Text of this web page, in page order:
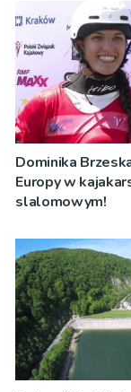
Dominika
Europy w
slalomowym!